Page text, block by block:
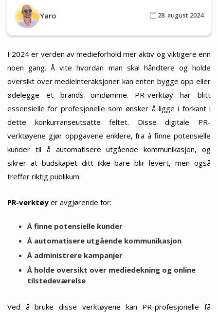
Yaro 28. august 2024
I 2024 er verden av medieforhold mer aktiv og viktigere enn
noen gang. Å vite hvordan man skal håndtere og holde
oversikt over medieinteraksjoner kan enten bygge opp eller
ødelegge et brands omdømme. PR-verktøy har blitt
essensielle for profesjonelle som ønsker å ligge i forkant i
dette konkurranseutsatte feltet. Disse digitale PR-
verktøyene gjør oppgavene enklere, fra å finne potensielle
kunder til å automatisere utgående kommunikasjon, og
sikrer at budskapet ditt ikke bare blir levert, men også
treffer riktig publikum.
PR-verktøy er avgjørende for:
Å finne potensielle kunder
Å automatisere utgående kommunikasjon
Å administrere kampanjer
Å holde oversikt over mediedekning og online
tilstedeværelse
Ved å bruke disse verktøyene kan PR-profesjonelle få